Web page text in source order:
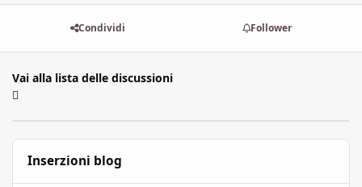
Condividi Follower
Vai alla lista delle discussioni
Inserzioni blog